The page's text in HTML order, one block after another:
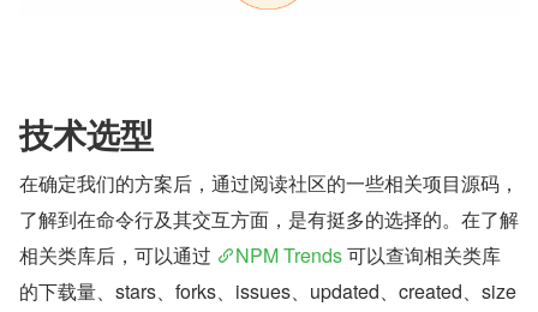
技术选型
在确定我们的方案后，通过阅读社区的一些相关项目源码，
了解到在命令行及其交互方面，是有挺多的选择的。在了解
相关类库后，可以通过
NPM Trends 可以查询相关类库
的下载量、stars、forks、issues、updated、created、size